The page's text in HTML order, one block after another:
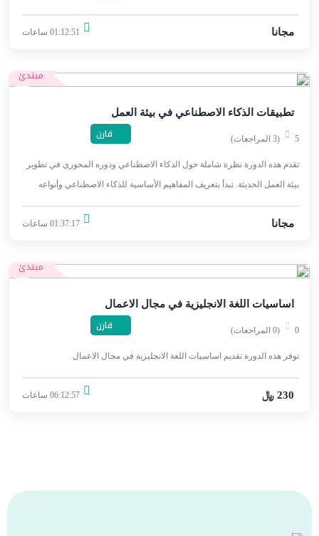
مجانا 01:12:51 ساعات
مبتدئ
تطبيقات الذكاء الاصطناعي في بيئة العمل
5 (3 المراجعات) قارن
تقدم هذه الدورة نظرة شاملة حول الذكاء الاصطناعي ودوره المحوري في تطوير
بيئة العمل الحديثة. تبدأ بتعريف المفاهيم الأساسية للذكاء الاصطناعي وأنواعه
المختلفة.
مجانا 01:37:17 ساعات
مبتدئ
اساسيات اللغة الانجليزية في مجال الاعمال
0 (0 المراجعات) قارن
توفر هذه الدورة تقديم اساسيات اللغة الانجليزية في مجال الاعمال
230 ﷼ 06:12:57 ساعات